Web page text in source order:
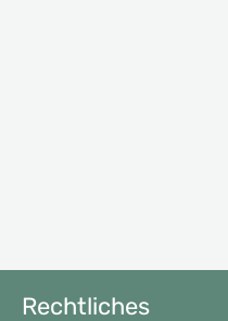
Rechtliches